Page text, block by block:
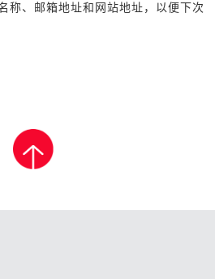
称、邮箱地址和网站地址，以便下次